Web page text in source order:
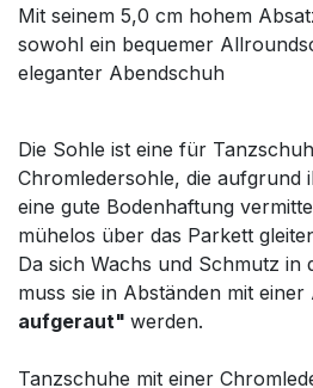
Mit seinem 5,0 cm hohem
sowohl ein bequemer
eleganter Abendschuh
Die Sohle ist eine für
Chromledersohle, die aufgrund
eine gute Bodenhaftung
mühelos über das Parkett
Da sich Wachs und Schmutz in
muss sie in Abständen mit
aufgeraut" werden.
Tanzschuhe mit einer